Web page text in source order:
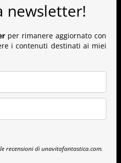
newsletter!
per rimanere aggiornato con
i contenuti destinati ai miei
recensioni di unavitafantastica.com.